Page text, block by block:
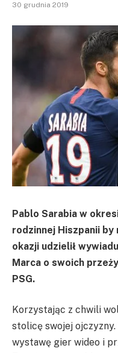
30 grudnia 2019
Pablo Sarabia w
rodzinnej Hiszpanii by
okazji udzielił
Marca o swoich
PSG.
Korzystając z chwili
stolicę swojej ojczyzny.
wystawę gier wideo i